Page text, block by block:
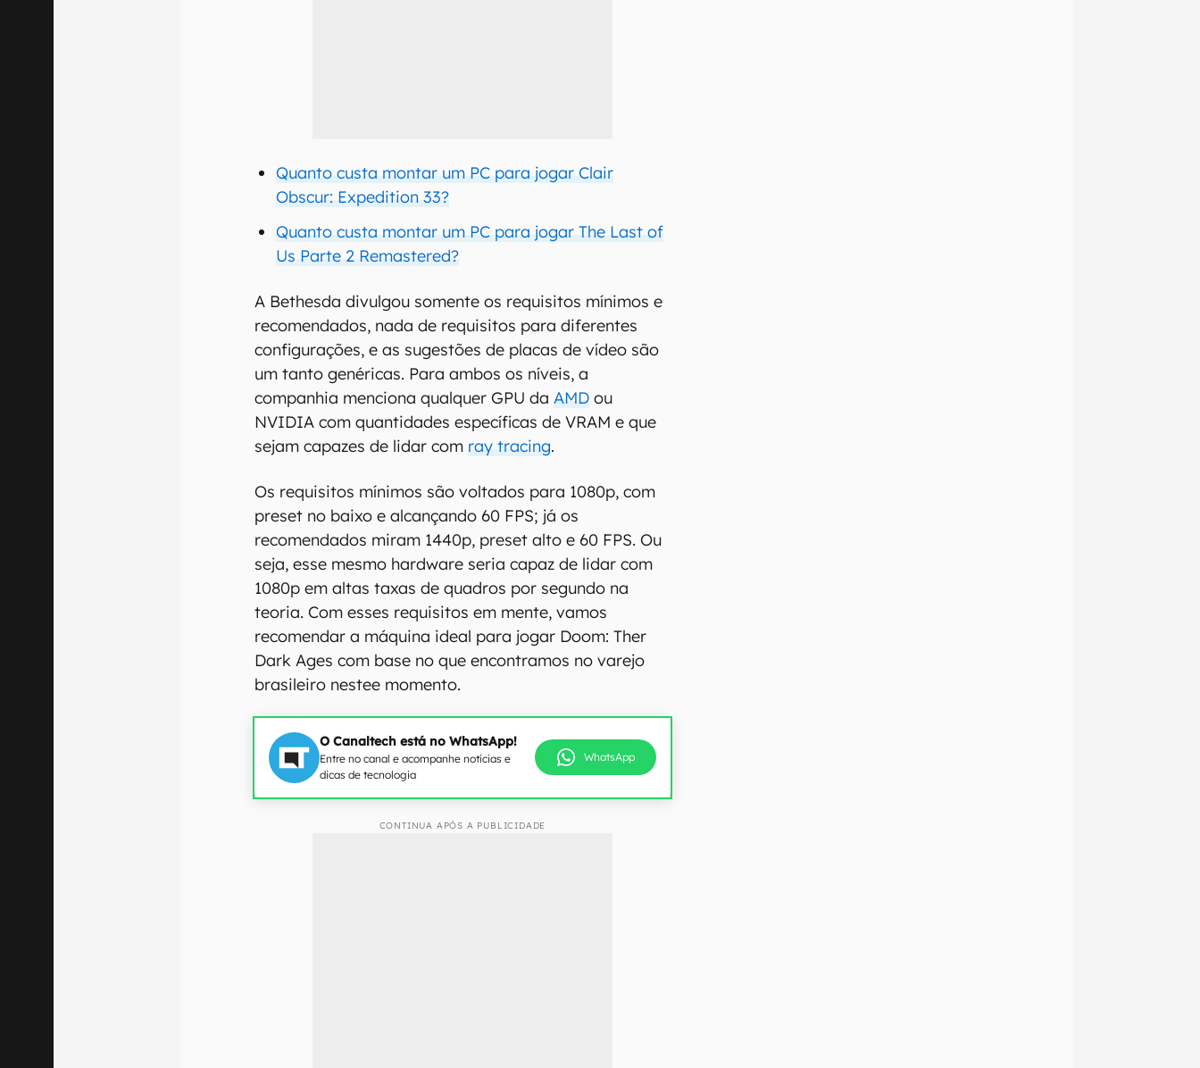
Quanto custa montar um PC para jogar Clair
Obscur: Expedition 33?
Quanto custa montar um PC para jogar The Last of
Us Parte 2 Remastered?
A Bethesda divulgou somente os requisitos mínimos e
recomendados, nada de requisitos para diferentes
configurações, e as sugestões de placas de vídeo são
um tanto genéricas. Para ambos os níveis, a
companhia menciona qualquer GPU daAMD ou
NVIDIA com quantidades específicas de VRAM e que
sejam capazes de lidar com ray tracing.
Os requisitos mínimos são voltados para 1080p, com
preset no baixo e alcançando 60 FPS; já os
recomendados miram 1440p, preset alto e 60 FPS. Ou
seja, esse mesmo hardware seria capaz de lidar com
1080p em altas taxas de quadros por segundo na
teoria. Com esses requisitos em mente, vamos
recomendar a máquina ideal para jogar Doom: Ther
Dark Ages com base no que encontramos no varejo
brasileiro nestee momento.
O Canaltech está no WhatsApp!
Entre no canal e acompanhe notícias e
dicas de tecnologia
WhatsApp
CONTINUA APÓS A PUBLICIDADE